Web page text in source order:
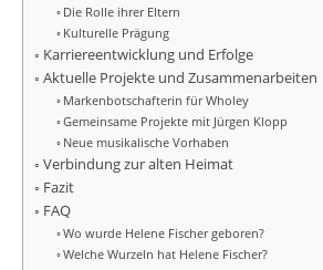
Die Rolle ihrer Eltern
Kulturelle Prägung
Karriereentwicklung und Erfolge
Aktuelle Projekte und Zusammenarbeiten
Markenbotschafterin für Wholey
Gemeinsame Projekte mit Jürgen Klopp
Neue musikalische Vorhaben
Verbindung zur alten Heimat
Fazit
FAQ
Wo wurde Helene Fischer geboren?
Welche Wurzeln hat Helene Fischer?